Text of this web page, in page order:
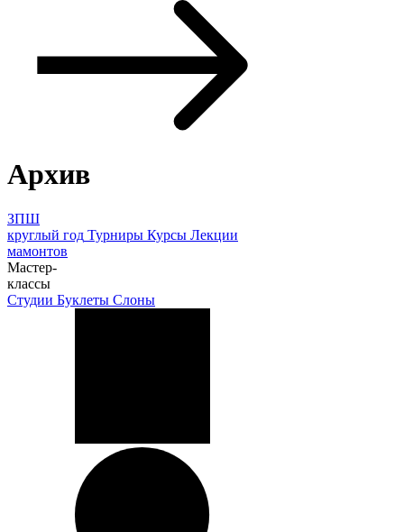
Архив
ЗПШ
круглый год Турниры Курсы Лекции
мамонтов
Мастер-
классы
Студии Буклеты Слоны